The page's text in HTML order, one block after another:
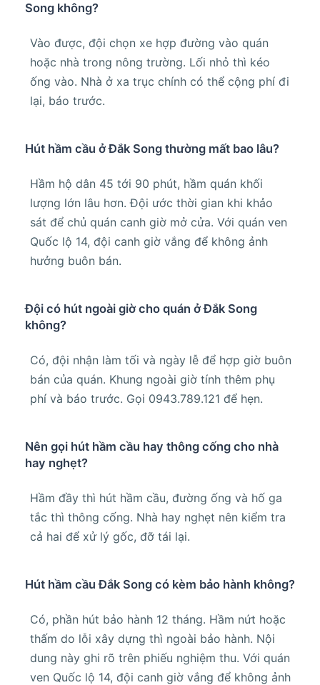
Song không?
Vào được, đội chọn xe hợp đường vào quán
hoặc nhà trong nông trường. Lối nhỏ thì kéo
ống vào. Nhà ở xa trục chính có thể cộng phí đi
lại, báo trước.
Hút hầm cầu ở Đắk Song thường mất bao lâu?
Hầm hộ dân 45 tới 90 phút, hầm quán khối
lượng lớn lâu hơn. Đội ước thời gian khi khảo
sát để chủ quán canh giờ mở cửa. Với quán ven
Quốc lộ 14, đội canh giờ vắng để không ảnh
hưởng buôn bán.
Đội có hút ngoài giờ cho quán ở Đắk Song
không?
Có, đội nhận làm tối và ngày lễ để hợp giờ buôn
bán của quán. Khung ngoài giờ tính thêm phụ
phí và báo trước. Gọi 0943.789.121 để hẹn.
Nên gọi hút hầm cầu hay thông cống cho nhà
hay nghẹt?
Hầm đầy thì hút hầm cầu, đường ống và hố ga
tắc thì thông cống. Nhà hay nghẹt nên kiểm tra
cả hai để xử lý gốc, đỡ tái lại.
Hút hầm cầu Đắk Song có kèm bảo hành không?
Có, phần hút bảo hành 12 tháng. Hầm nứt hoặc
thấm do lỗi xây dựng thì ngoài bảo hành. Nội
dung này ghi rõ trên phiếu nghiệm thu. Với quán
ven Quốc lộ 14, đội canh giờ vắng để không ảnh